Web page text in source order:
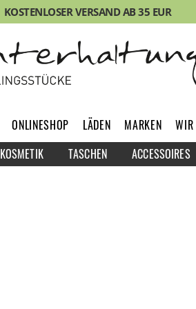
KOSTENLOSER VERSAND AB 35 EUR
KOSMETIK TASCHEN ACCESSOIRES
ONLINESHOP LÄDEN MARKEN WIR